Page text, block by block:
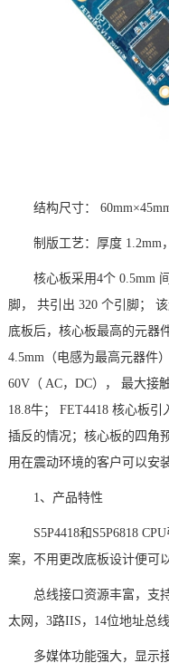
结构尺寸：
制版工艺：厚度1.2mm
核心板采用4个 0.5mm
脚， 共引出 320 个引脚；
底板后，核心板最高的元器
4.5mm（电感为最高元器件
60V（ AC，DC）， 最大接
18.8牛； FET4418 核心板
插反的情况；核心板的四角
用在震动环境的客户可以安
1、产品特性
S5P4418和S5P6818
案，不用更改底板设计便可
总线接口资源丰富，支
太网，3路IIS，14位地址总
多媒体功能强大，显示